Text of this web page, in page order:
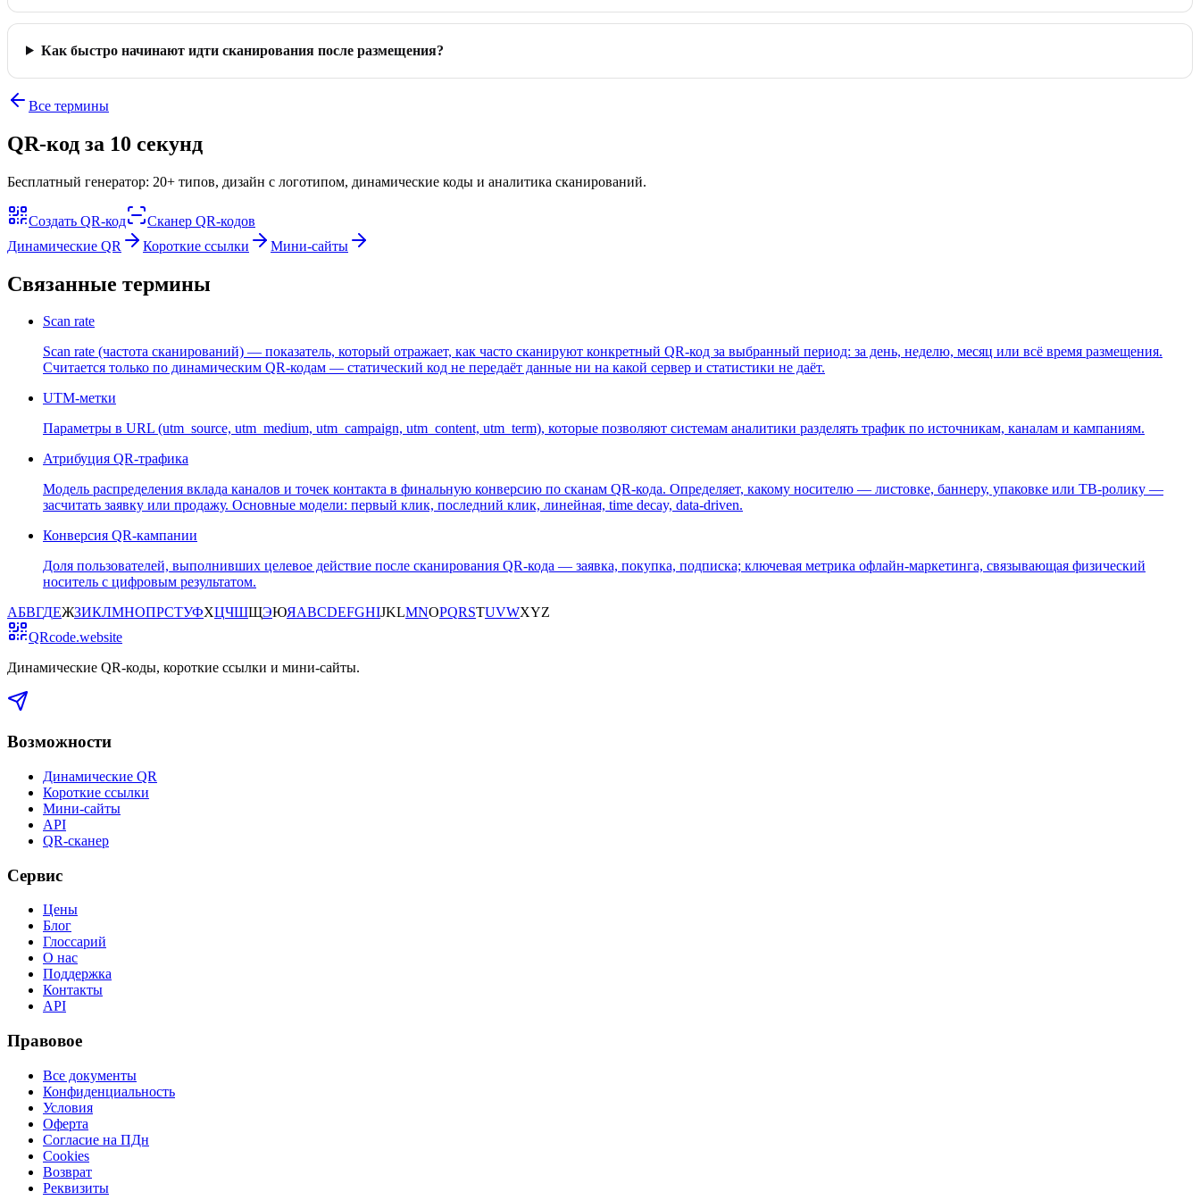
Как быстро начинают идти сканирования после размещения?
Все термины
QR-код за 10 секунд
Бесплатный генератор: 20+ типов, дизайн с логотипом, динамические коды и аналитика сканирований.
Создать QR-код
Сканер QR-кодов
Динамические QR
Короткие ссылки Мини-сайты
Связанные термины
Scan rate
Scan rate (частота сканирований) — показатель, который отражает, как часто сканируют конкретный QR-код за выбранный период: за день, неделю, месяц или всё время размещения.
Считается только по динамическим QR-кодам — статический код не передаёт данные ни на какой сервер и статистики не даёт.
UTM-метки
Параметры в URL (utm_source, utm_medium, utm_campaign, utm_content, utm_term), которые позволяют системам аналитики разделять трафик по источникам, каналам и кампаниям.
Атрибуция QR-трафика
Модель распределения вклада каналов и точек контакта в финальную конверсию по сканам QR-кода. Определяет, какому носителю — листовке, баннеру, упаковке или ТВ-ролику —
засчитать заявку или продажу. Основные модели: первый клик, последний клик, линейная, time decay, data-driven.
Конверсия QR-кампании
Доля пользователей, выполнивших целевое действие после сканирования QR-кода — заявка, покупка, подписка; ключевая метрика офлайн-маркетинга, связывающая физический
носитель с цифровым результатом.
АБВГДЕЖЗИКЛМНОПРСТУФХЦЧШЩЭЮЯABCDEFGHIJKLMNOPQRSTUVWXYZ
QRcode.website
Динамические QR-коды, короткие ссылки и мини-сайты.
Возможности
Динамические QR
Короткие ссылки
Мини-сайты
API
QR-сканер
Сервис
Цены
Блог
Глоссарий
О нас
Поддержка
Контакты
API
Правовое
Все документы
Конфиденциальность
Условия
Оферта
Согласие на ПДн
Cookies
Возврат
Реквизиты